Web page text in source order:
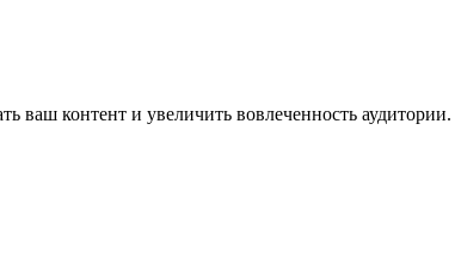
ваш контент и увеличить вовлеченность аудитории.